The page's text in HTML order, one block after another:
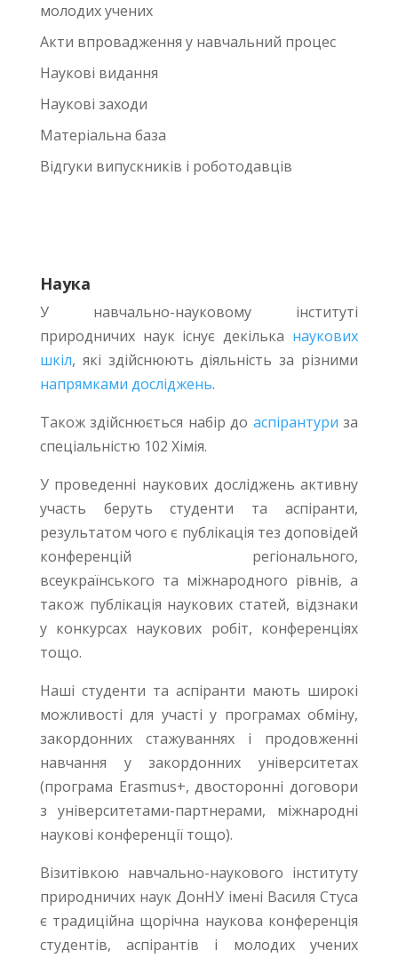
молодих учених
Акти впровадження у навчальний процес
Наукові видання
Наукові заходи
Матеріальна база
Відгуки випускників і роботодавців
Наука
У навчально-науковому інституті
природничих наук існує декілька наукових
шкіл, які здійснюють діяльність за різними
напрямками досліджень.
Також здійснюється набір до аспірантури за
спеціальністю 102 Хімія.
У проведенні наукових досліджень активну
участь беруть студенти та аспіранти,
результатом чого є публікація тез доповідей
конференцій регіонального,
всеукраїнського та міжнародного рівнів, а
також публікація наукових статей, відзнаки
у конкурсах наукових робіт, конференціях
тощо.
Наші студенти та аспіранти мають широкі
можливості для участі у програмах обміну,
закордонних стажуваннях і продовженні
навчання у закордонних університетах
(програма Erasmus+, двосторонні договори
з університетами-партнерами, міжнародні
наукові конференції тощо).
Візитівкою навчально-наукового інституту
природничих наук ДонНУ імені Василя Стуса
є традиційна щорічна наукова конференція
студентів, аспірантів і молодих учених